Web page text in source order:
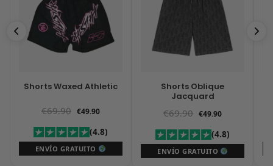
Shorts Waxed Athletic
€69.90 €49.90
(4.8)
ENVÍO GRATUITO
Shorts Oblique
Jacquard
€69.90 €49.90
(4.8)
ENVÍO GRATUITO